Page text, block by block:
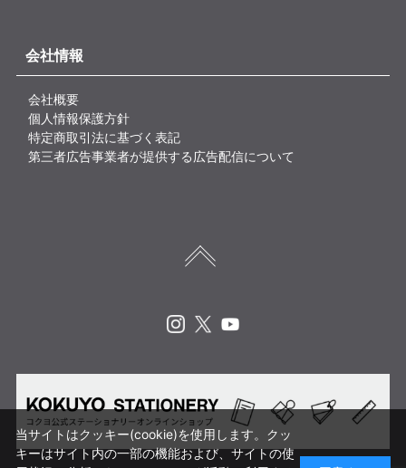
会社情報
会社概要
個人情報保護方針
特定商取引法に基づく表記
第三者広告事業者が提供する広告配信について
当サイトはクッキー(cookie)を使用します。クッ
キーはサイト内の一部の機能および、サイトの使